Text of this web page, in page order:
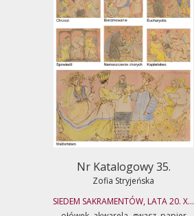
Nr Katalogowy 35.
Zofia Stryjeńska
SIEDEM SAKRAMENTÓW, LATA 20. X...